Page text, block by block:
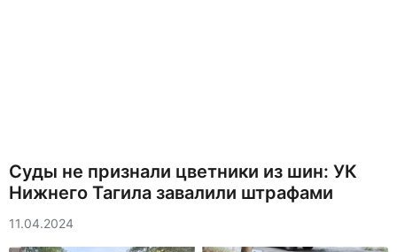
Суды не признали цветники из шин: УК
Нижнего Тагила завалили штрафами
11.04.2024